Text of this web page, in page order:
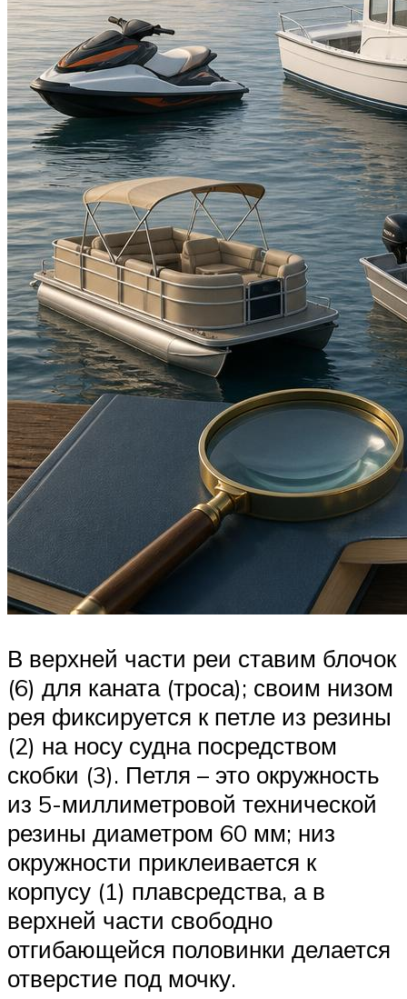
В верхней части реи ставим блочок
(6) для каната (троса); своим низом
рея фиксируется к петле из резины
(2) на носу судна посредством
скобки (3). Петля – это окружность
из 5-миллиметровой технической
резины диаметром 60 мм; низ
окружности приклеивается к
корпусу (1) плавсредства, а в
верхней части свободно
отгибающейся половинки делается
отверстие под мочку.